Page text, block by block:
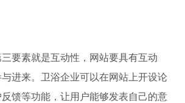
要素就是互动性，网站要具有互动
进来。卫浴企业可以在网站上开设论
馈等功能，让用户能够发表自己的意